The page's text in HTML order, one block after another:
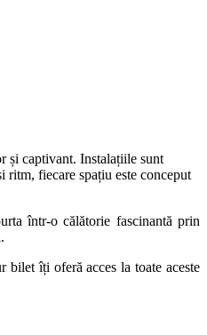
și captivant. Instalațiile sunt
fiecare spațiu este conceput
într-o călătorie fascinantă prin
îți oferă acces la toate aceste